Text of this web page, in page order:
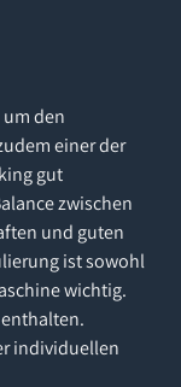
den
einer der
gut
zwischen
und guten
ist sowohl
wichtig.
individuellen